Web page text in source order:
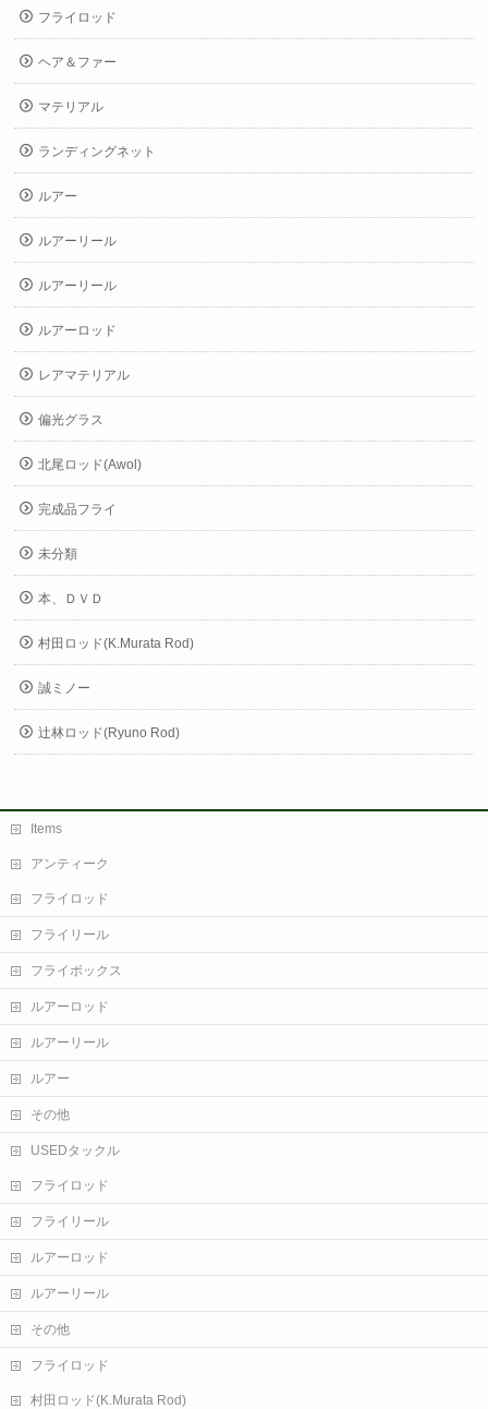
フライロッド
ヘア＆ファー
マテリアル
ランディングネット
ルアー
ルアーリール
ルアーリール
ルアーロッド
レアマテリアル
偏光グラス
北尾ロッド(Awol)
完成品フライ
未分類
本、ＤＶＤ
村田ロッド(K.Murata Rod)
誠ミノー
辻林ロッド(Ryuno Rod)
Items
アンティーク
フライロッド
フライリール
フライボックス
ルアーロッド
ルアーリール
ルアー
その他
USEDタックル
フライロッド
フライリール
ルアーロッド
ルアーリール
その他
フライロッド
村田ロッド(K.Murata Rod)